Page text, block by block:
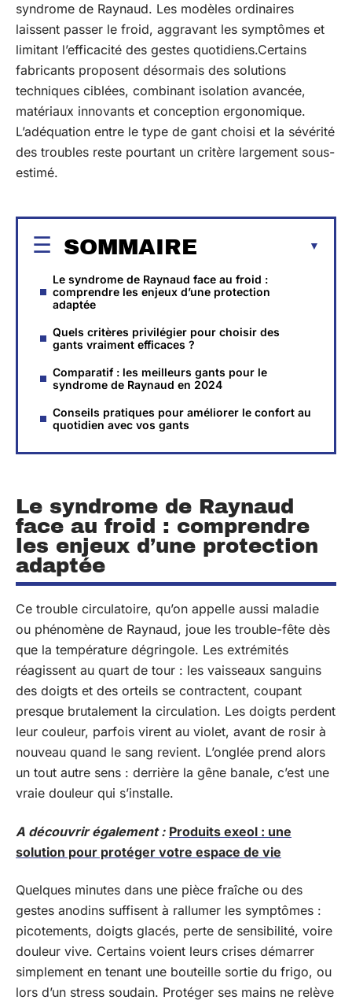
syndrome de Raynaud. Les modèles ordinaires
laissent passer le froid, aggravant les symptômes et
limitant l’efficacité des gestes quotidiens.Certains
fabricants proposent désormais des solutions
techniques ciblées, combinant isolation avancée,
matériaux innovants et conception ergonomique.
L’adéquation entre le type de gant choisi et la sévérité
des troubles reste pourtant un critère largement sous-
estimé.
SOMMAIRE
Le syndrome de Raynaud face au froid :
comprendre les enjeux d’une protection
adaptée
Quels critères privilégier pour choisir des
gants vraiment efficaces ?
Comparatif : les meilleurs gants pour le
syndrome de Raynaud en 2024
Conseils pratiques pour améliorer le confort au
quotidien avec vos gants
Le syndrome de Raynaud
face au froid : comprendre
les enjeux d’une protection
adaptée
Ce trouble circulatoire, qu’on appelle aussi maladie
ou phénomène de Raynaud, joue les trouble-fête dès
que la température dégringole. Les extrémités
réagissent au quart de tour : les vaisseaux sanguins
des doigts et des orteils se contractent, coupant
presque brutalement la circulation. Les doigts perdent
leur couleur, parfois virent au violet, avant de rosir à
nouveau quand le sang revient. L’onglée prend alors
un tout autre sens : derrière la gêne banale, c’est une
vraie douleur qui s’installe.
A découvrir également : Produits exeol : une
solution pour protéger votre espace de vie
Quelques minutes dans une pièce fraîche ou des
gestes anodins suffisent à rallumer les symptômes :
picotements, doigts glacés, perte de sensibilité, voire
douleur vive. Certains voient leurs crises démarrer
simplement en tenant une bouteille sortie du frigo, ou
lors d’un stress soudain. Protéger ses mains ne relève